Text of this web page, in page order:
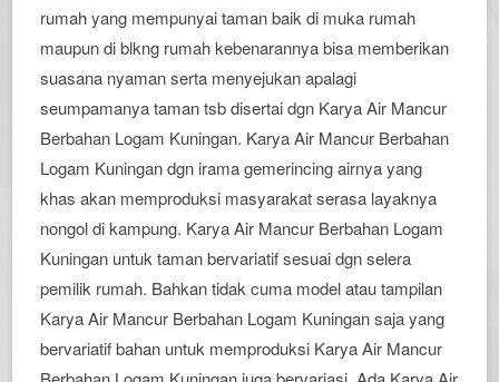
rumah yang mempunyai taman baik di muka rumah
maupun di blkng rumah kebenarannya bisa memberikan
suasana nyaman serta menyejukan apalagi
seumpamanya taman tsb disertai dgn Karya Air Mancur
Berbahan Logam Kuningan. Karya Air Mancur Berbahan
Logam Kuningan dgn irama gemerincing airnya yang
khas akan memproduksi masyarakat serasa layaknya
nongol di kampung. Karya Air Mancur Berbahan Logam
Kuningan untuk taman bervariatif sesuai dgn selera
pemilik rumah. Bahkan tidak cuma model atau tampilan
Karya Air Mancur Berbahan Logam Kuningan saja yang
bervariatif bahan untuk memproduksi Karya Air Mancur